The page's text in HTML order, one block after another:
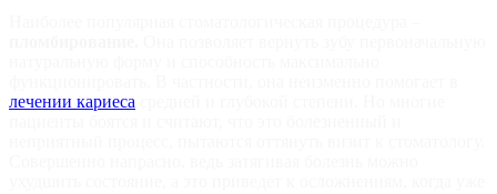
лечении кариеса